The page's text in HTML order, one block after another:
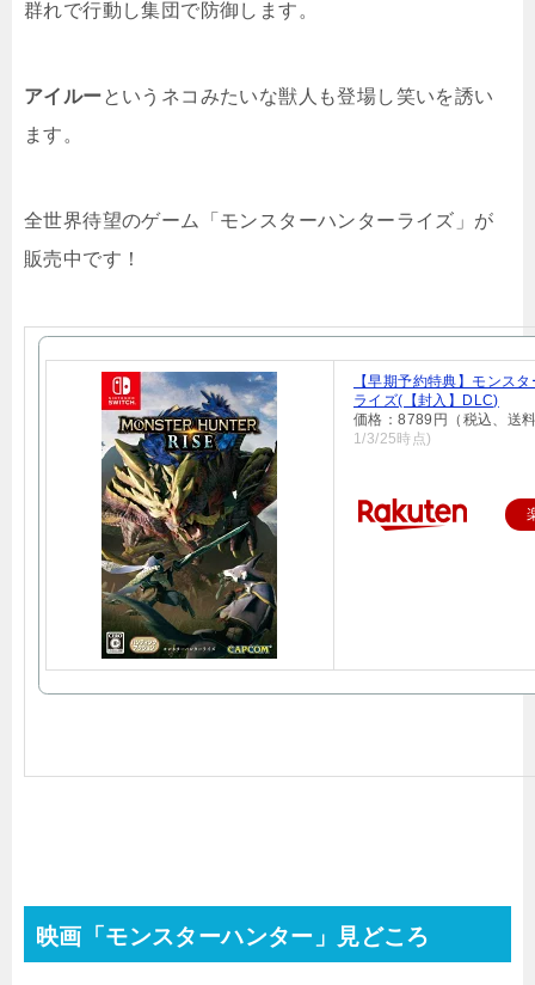
群れで行動し集団で防御します。
アイルーというネコみたいな獣人も登場し笑いを誘い
ます。
全世界待望のゲーム「モンスターハンターライズ」が
販売中です！
【早期予約特典】モンス
ライズ(【封入】DLC)
価格：8789円（税込、送
1/3/25時点)
映画「モンスターハンター」見どころ